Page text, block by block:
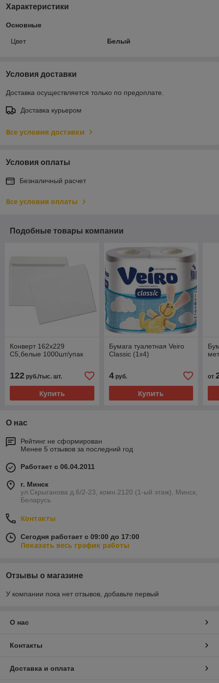
Характеристики
Основные
Цвет Белый
Условия доставки
Доставка осуществляется только по предоплате.
Доставка курьером
Все условия доставки
Условия оплаты
Безналичный расчет
Все условия оплаты
Подобные товары компании
Конверт 162х229
С5,белые 1000шт/упак
122 руб./тыс. шт.
Купить
Бумага туалетная Veiro
Classic (1х4)
4руб.
Купить
от
О нас
Рейтинг не сформирован
Менее 5 отзывов за последний год
Работает с 06.04.2011
г. Минск
ул.Скрыганова д.6/2-23, комн.2120 (1-ый этаж), Минск,
Беларусь
Контакты
Сегодня работает с 09:00 до 17:00
Показать весь график работы
Отзывы о магазине
У компании пока нет отзывов, добавьте первый
О нас
Контакты
Доставка и оплата